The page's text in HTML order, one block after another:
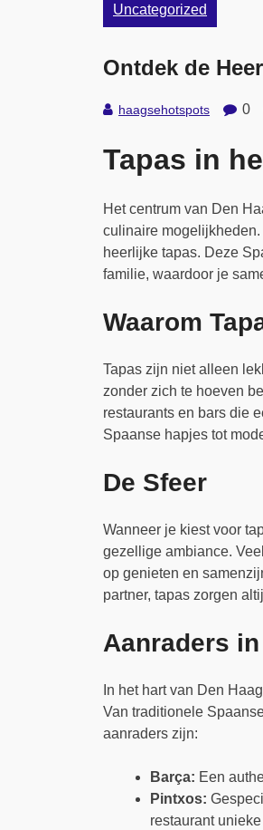
Uncategorized
Ontdek de
haagsehotspots 0
Tapas in
Het centrum van Den
culinaire
heerlijke tapas. Deze
familie, waardoor je
Waarom
Tapas zijn niet alleen
zonder zich te hoeven
restaurants en bars die
Spaanse hapjes tot
De Sfeer
Wanneer je kiest voor
gezellige ambiance.
op genieten en
partner, tapas zorgen
Aanraders
In het hart van Den
Van traditionele
aanraders zijn:
Barça: Een
Pintxos:
restaurant